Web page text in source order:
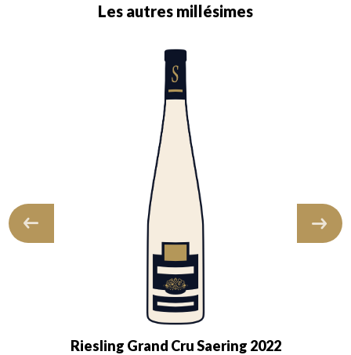
Les autres millésimes
Riesling Grand Cru Saering 2022